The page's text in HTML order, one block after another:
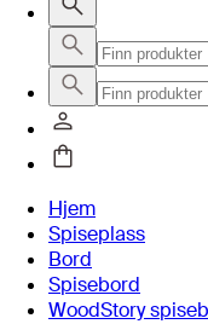
Hjem
Spiseplass
Bord
Spisebord
WoodStory